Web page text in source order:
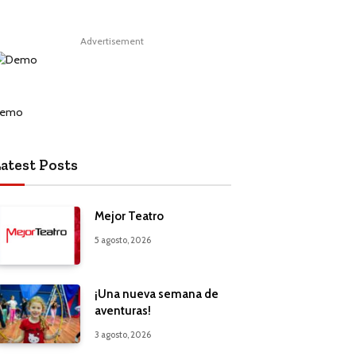
Advertisement
Posts
Mejor Teatro
5 agosto, 2026
¡Una nueva semana de
aventuras!
3 agosto, 2026